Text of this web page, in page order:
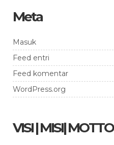
Meta
Masuk
Feed entri
Feed komentar
WordPress.org
VISI | MISI| MOTTO